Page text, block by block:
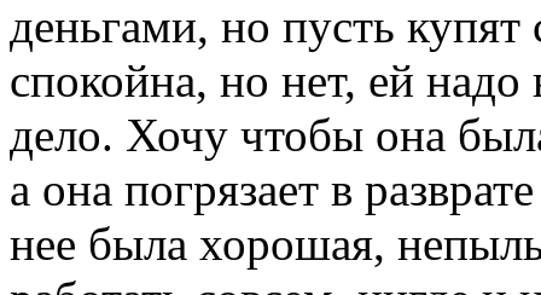
деньгами, но пусть купят
спокойна, но нет, ей
дело. Хочу чтобы она
а она погрязает в
нее была хорошая,